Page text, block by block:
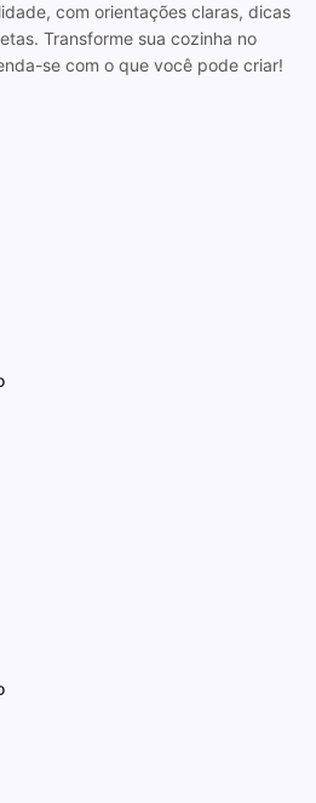
com orientações claras, dicas
Transforme sua cozinha no
se com o que você pode criar!